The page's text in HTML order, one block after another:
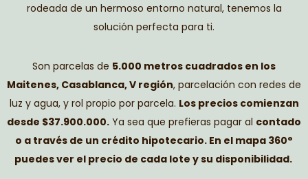
rodeada de un hermoso entorno natural, tenemos la
solución perfecta para ti.
Son parcelas de 5.000 metros cuadrados en los
Maitenes, Casablanca, V región, parcelación con redes de
luz y agua, y rol propio por parcela. Los precios comienzan
desde $37.900.000. Ya sea que prefieras pagar al contado
o a través de un crédito hipotecario. En el mapa 360°
puedes ver el precio de cada lote y su disponibilidad.